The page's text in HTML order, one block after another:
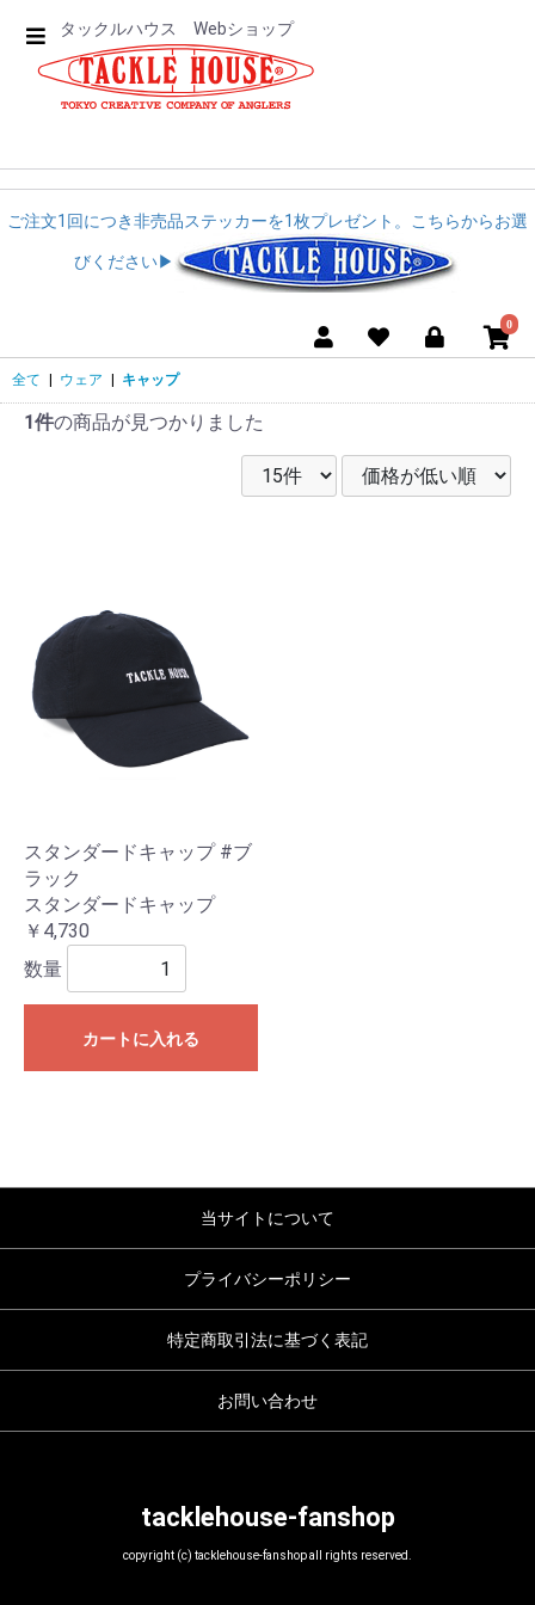
タックルハウス Webショップ
ご注文1回につき非売品ステッカーを1枚プレゼント。こちらからお選
びください▶︎︎
0
全て ウェア キャップ
1件の商品が見つかりました
スタンダードキャップ #ブ
ラック
スタンダードキャップ
￥4,730
数量
カートに入れる
当サイトについて
プライバシーポリシー
特定商取引法に基づく表記
お問い合わせ
tacklehouse-fanshop
copyright (c) tacklehouse-fanshop all rights reserved.